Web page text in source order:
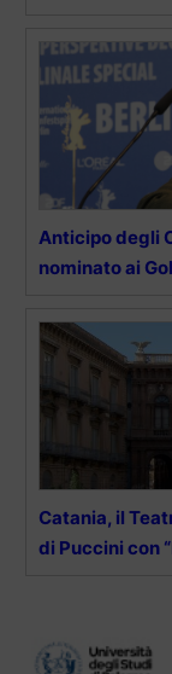
Anticipo degli
nominato ai
Catania, il
di Puccini con